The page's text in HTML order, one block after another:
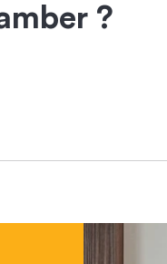
?